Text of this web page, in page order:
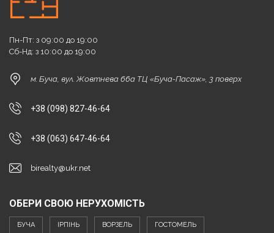
Пн-Пт: з 09:00 до 19:00
Сб-Нд: з 10:00 до 19:00
м. Буча, вул. Жовтнева 66а ТЦ «Буча-Пасаж», 3 поверх
+38 (098) 827-46-64
+38 (063) 647-46-64
birealty@ukr.net
ОБЕРИ СВОЮ НЕРУХОМІСТЬ
БУЧА ІРПІНЬ ВОРЗЕЛЬ ГОСТОМЕЛЬ